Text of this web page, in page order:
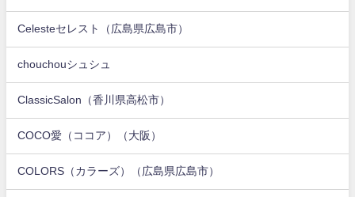
Celesteセレスト（広島県広島市）
chouchouシュシュ
ClassicSalon（香川県高松市）
COCO愛（ココア）（大阪）
COLORS（カラーズ）（広島県広島市）